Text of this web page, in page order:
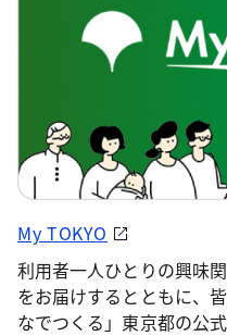
My TOKYO
利用者一人ひとりの興味
をお届けするとともに、
なでつくる」東京都の公